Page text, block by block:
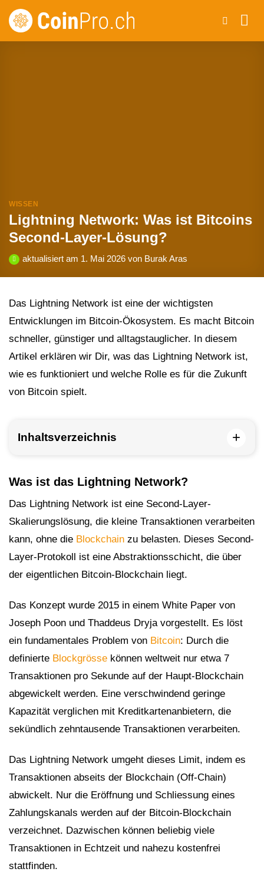
Zum
Inhalt
WISSEN
Lightning Network: Was ist Bitcoins
Second-Layer-Lösung?
aktualisiert am 1. Mai 2026 von Burak Aras
Das Lightning Network ist eine der wichtigsten
Entwicklungen im Bitcoin-Ökosystem. Es macht Bitcoin
schneller, günstiger und alltagstauglicher. In diesem
Artikel erklären wir Dir, was das Lightning Network ist,
wie es funktioniert und welche Rolle es für die Zukunft
von Bitcoin spielt.
Inhaltsverzeichnis +
Was ist das Lightning Network?
Das Lightning Network ist eine Second-Layer-
Skalierungslösung, die kleine Transaktionen verarbeiten
kann, ohne die Blockchain zu belasten. Dieses Second-
Layer-Protokoll ist eine Abstraktionsschicht, die über
der eigentlichen Bitcoin-Blockchain liegt.
Das Konzept wurde 2015 in einem White Paper von
Joseph Poon und Thaddeus Dryja vorgestellt. Es löst
ein fundamentales Problem von Bitcoin: Durch die
definierte Blockgrösse können weltweit nur etwa 7
Transaktionen pro Sekunde auf der Haupt-Blockchain
abgewickelt werden. Eine verschwindend geringe
Kapazität verglichen mit Kreditkartenanbietern, die
sekündlich zehntausende Transaktionen verarbeiten.
Das Lightning Network umgeht dieses Limit, indem es
Transaktionen abseits der Blockchain (Off-Chain)
abwickelt. Nur die Eröffnung und Schliessung eines
Zahlungskanals werden auf der Bitcoin-Blockchain
verzeichnet. Dazwischen können beliebig viele
Transaktionen in Echtzeit und nahezu kostenfrei
stattfinden.